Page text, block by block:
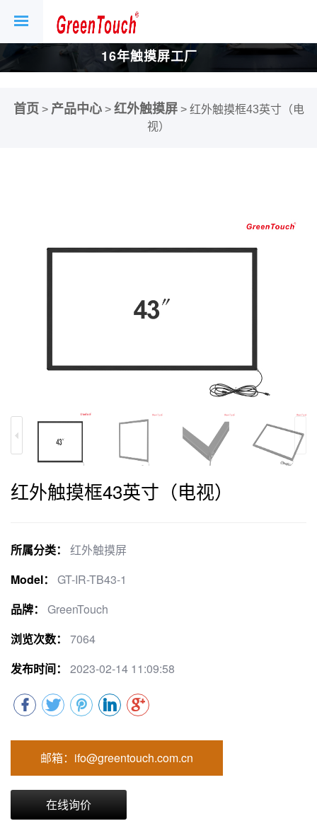
16年触摸屏工厂
首页 > 产品中心> 红外触摸屏> 红外触摸框43英寸（电
视）
红外触摸框43英寸（电视）
所属分类：
红外触摸屏
Model：
GT-IR-TB43-1
品牌：
GreenTouch
浏览次数：
7064
发布时间：
2023-02-14 11:09:58
邮箱：ifo@greentouch.com.cn
在线询价